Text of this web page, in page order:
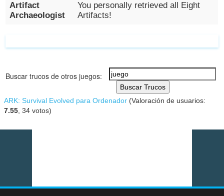
Artifact
Archaeologist
You personally retrieved all Eight
Artifacts!
Buscar trucos de otros juegos:
Buscar Trucos
ARK: Survival Evolved para Ordenador (Valoración de usuarios:
7.55 ,34 votos)